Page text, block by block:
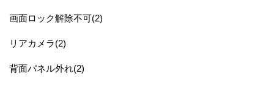
画面ロック解除不可(2)
リアカメラ(2)
背面パネル外れ(2)